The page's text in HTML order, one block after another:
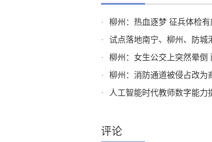
· 柳州：热血逐梦 征兵体检
·
试点落地南宁、柳州、防城港、钦
·
柳州：女生公交上突然晕倒
·
柳州：消防通道被侵占改为
·
人工智能时代教师数字能力
评论